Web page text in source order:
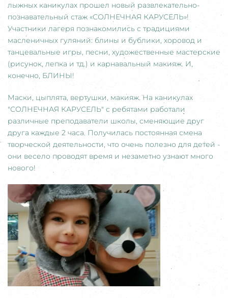
лыжных каникулах прошел новый развлекательно-
познавательный стаж «СОЛНЕЧНАЯ КАРУСЕЛЬ»!
Участники лагеря познакомились с традициями
масленичных гуляний: блины и бублики, хоровод и
танцевальные игры, песни, художественные мастерские
(рисунок, лепка и тд.) и карнавальный макияж. И,
конечно, БЛИНЫ!
Маски, цыплята, вертушки, макияж. На каникулах
"СОЛНЕЧНАЯ КАРУСЕЛЬ" с ребятами работали
различные преподаватели школы, сменяющие друг
друга каждые 2 часа. Получилась постоянная смена
творческой деятельности, что очень полезно для детей -
они весело проводят время и незаметно узнают много
нового!